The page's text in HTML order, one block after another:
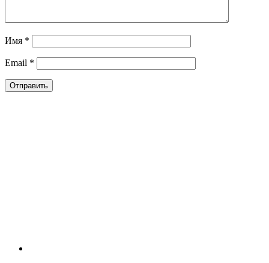
Имя *
Email *